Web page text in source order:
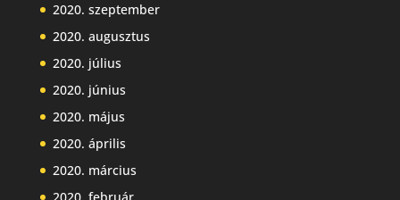
2020. szeptember
2020. augusztus
2020. július
2020. június
2020. május
2020. április
2020. március